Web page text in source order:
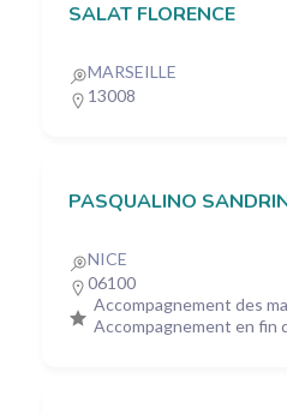
SALAT FLORENCE
MARSEILLE
13008
PASQUALINO
NICE
06100
Accompagnement des
Accompagnement en fin